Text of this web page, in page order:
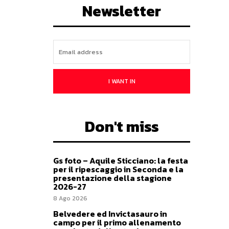
Newsletter
I WANT IN
Don't miss
Gs foto – Aquile Sticciano: la festa
per il ripescaggio in Seconda e la
presentazione della stagione
2026-27
8 Ago 2026
Belvedere ed Invictasauro in
campo per il primo allenamento